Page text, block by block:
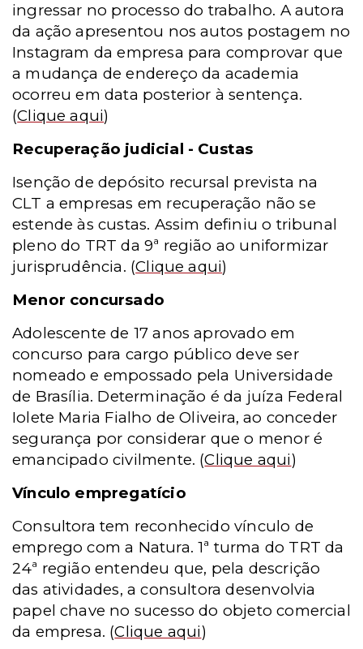
ingressar no processo do trabalho. A autora
da ação apresentou nos autos postagem no
Instagram da empresa para comprovar que
a mudança de endereço da academia
ocorreu em data posterior à sentença.
(Clique aqui)
Recuperação judicial - Custas
Isenção de depósito recursal prevista na
CLT a empresas em recuperação não se
estende às custas. Assim definiu o tribunal
pleno do TRT da 9ª região ao uniformizar
jurisprudência. (Clique aqui)
Menor concursado
Adolescente de 17 anos aprovado em
concurso para cargo público deve ser
nomeado e empossado pela Universidade
de Brasília. Determinação é da juíza Federal
Iolete Maria Fialho de Oliveira, ao conceder
segurança por considerar que o menor é
emancipado civilmente. (Clique aqui)
Vínculo empregatício
Consultora tem reconhecido vínculo de
emprego com a Natura. 1ª turma do TRT da
24ª região entendeu que, pela descrição
das atividades, a consultora desenvolvia
papel chave no sucesso do objeto comercial
da empresa. (Clique aqui)